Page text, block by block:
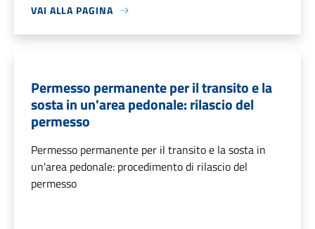
VAI ALLA PAGINA
Permesso permanente per il transito e la
sosta in un'area pedonale: rilascio del
permesso
Permesso permanente per il transito e la sosta in
un'area pedonale: procedimento di rilascio del
permesso